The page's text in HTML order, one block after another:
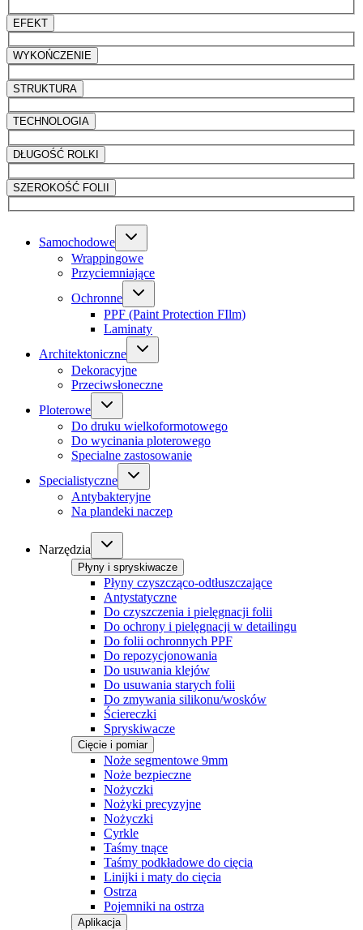
EFEKT
WYKOŃCZENIE
STRUKTURA
TECHNOLOGIA
DŁUGOŚĆ ROLKI
SZEROKOŚĆ FOLII
Samochodowe
Wrappingowe
Przyciemniające
Ochronne
PPF (Paint Protection FIlm)
Laminaty
Architektoniczne
Dekoracyjne
Przeciwsłoneczne
Ploterowe
Do druku wielkoformotowego
Do wycinania ploterowego
Specialne zastosowanie
Specialistyczne
Antybakteryjne
Na plandeki naczep
Narzędzia
Płyny i spryskiwacze
Płyny czyszcząco-odtłuszczające
Antystatyczne
Do czyszczenia i pielęgnacji folii
Do ochrony i pielęgnacji w detailingu
Do folii ochronnych PPF
Do repozycjonowania
Do usuwania klejów
Do usuwania starych folii
Do zmywania silikonu/wosków
Ściereczki
Spryskiwacze
Cięcie i pomiar
Noże segmentowe 9mm
Noże bezpieczne
Nożyczki
Nożyki precyzyjne
Nożyczki
Cyrkle
Taśmy tnące
Taśmy podkładowe do cięcia
Linijki i maty do cięcia
Ostrza
Pojemniki na ostrza
Aplikacja